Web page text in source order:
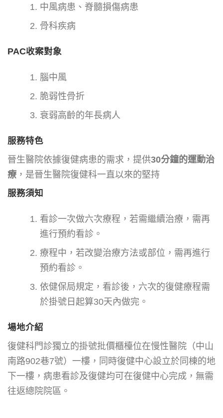
中風病患、脊髓損傷病患
骨科疾病
PAC收案對象
腦中風
脆弱性骨折
衰弱高齡的年長病人
服務特色
晉生醫院依據復健病患的需求，提供30分鐘的運動治
療 ，是晉生醫院復健科一直以來的堅持
服務須知
看診一次做六次療程，若需繼續治療，需再
進行預約看診。
療程中，若改變治療方法或部位，需再進行
預約看診。
依健保局規定，看診後，六次的復健療程需
於掛號日起算30天內做完。
場地介紹
復健科門診獨立的掛號批價櫃檯位在慢性醫院（中山
南路902巷7號）一樓，同時復健中心設立於同棟的地
下一樓，病患看診及復健均可在復健中心完成，無需
往返總院院區。